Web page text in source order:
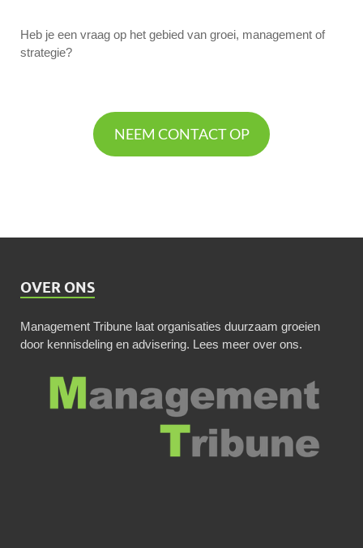
Heb je een vraag op het gebied van groei, management of
strategie?
NEEM CONTACT OP
OVER ONS
Management Tribune laat organisaties duurzaam groeien
door kennisdeling en advisering. Lees meer over ons.